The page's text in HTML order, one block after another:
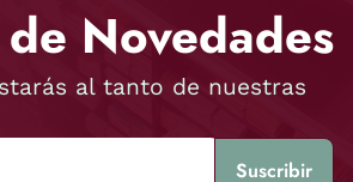
Novedades
al tanto de nuestras